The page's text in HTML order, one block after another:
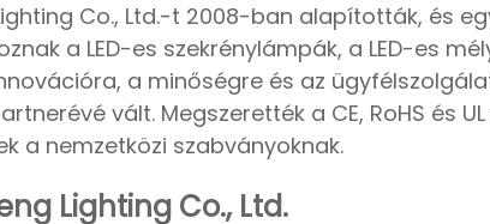
Co., Ltd.-t 2008-ban alapították, és
a LED-es szekrénylámpák, a LED-es
a minőségre és az
vált. Megszerették a CE, RoHS és
a nemzetközi szabványoknak.
Lighting Co., Ltd.